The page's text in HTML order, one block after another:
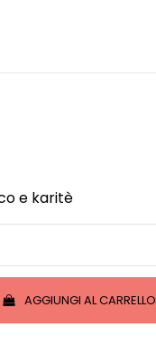
e karitè
AGGIUNGI AL CARRELLO